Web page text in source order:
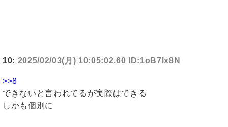
10: 2025/02/03(月) 10:05:02.60 ID:1oB7lx8N
>>8
できないと言われてるが実際はできる
しかも個別に